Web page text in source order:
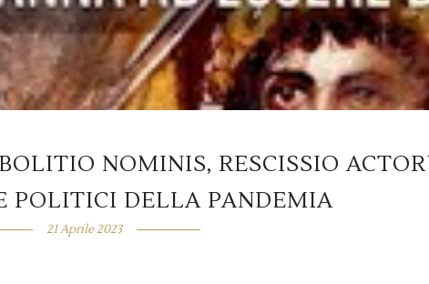
NOMINIS, RESCISSIO
POLITICI DELLA PANDEMIA
21 Aprile 2023